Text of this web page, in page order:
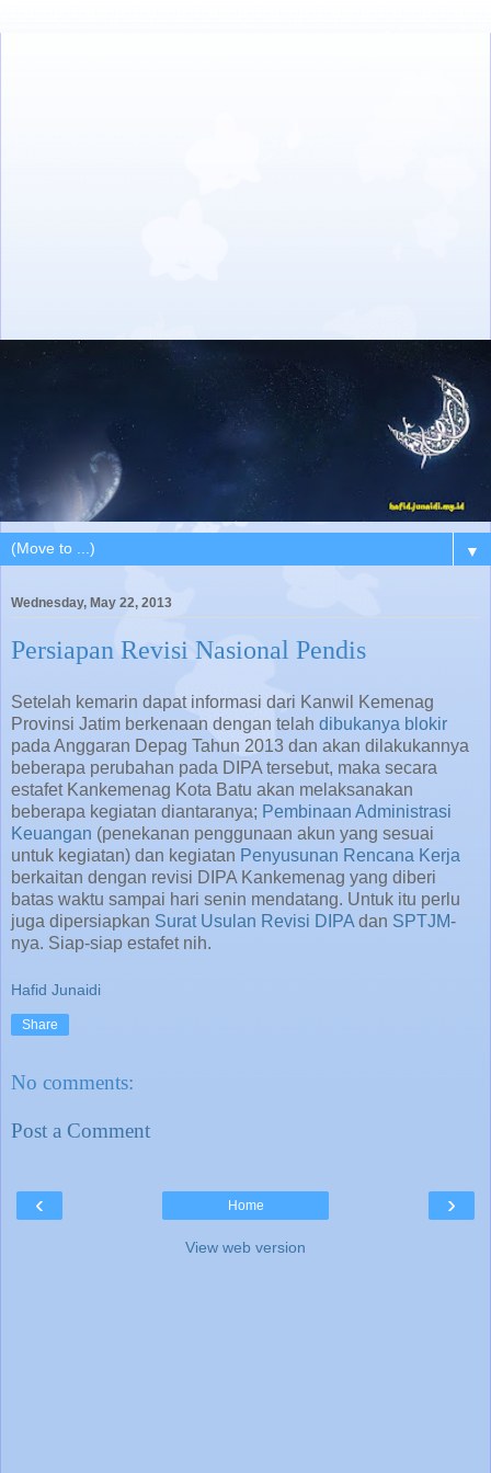
▼
Wednesday, May 22, 2013
Persiapan Revisi Nasional Pendis
Setelah kemarin dapat informasi dari Kanwil Kemenag
Provinsi Jatim berkenaan dengan telah dibukanya blokir
pada Anggaran Depag Tahun 2013 dan akan dilakukannya
beberapa perubahan pada DIPA tersebut, maka secara
estafet Kankemenag Kota Batu akan melaksanakan
beberapa kegiatan diantaranya; Pembinaan Administrasi
Keuangan (penekanan penggunaan akun yang sesuai
untuk kegiatan) dan kegiatan Penyusunan Rencana Kerja
berkaitan dengan revisi DIPA Kankemenag yang diberi
batas waktu sampai hari senin mendatang. Untuk itu perlu
juga dipersiapkan Surat Usulan Revisi DIPA dan SPTJM-
nya. Siap-siap estafet nih.
Hafid Junaidi
Share
No comments:
Post a Comment
‹ ›
Home
View web version